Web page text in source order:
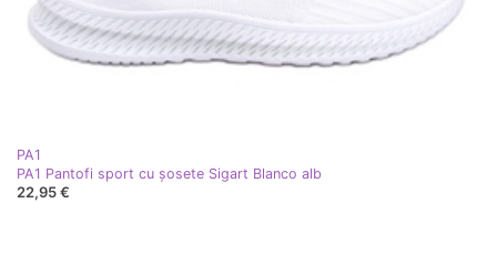
PA1
PA1 Pantofi sport cu șosete Sigart Blanco alb
22,95 €